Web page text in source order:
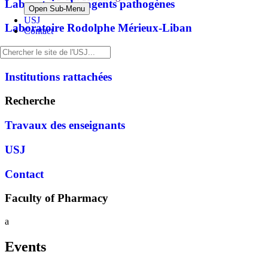
Open Sub-Menu
USJ
Contact
Laboratoire des agents pathogènes
Laboratoire Rodolphe Mérieux-Liban
Formations
Institutions rattachées
Recherche
Travaux des enseignants
USJ
Contact
Faculty of Pharmacy
a
Events